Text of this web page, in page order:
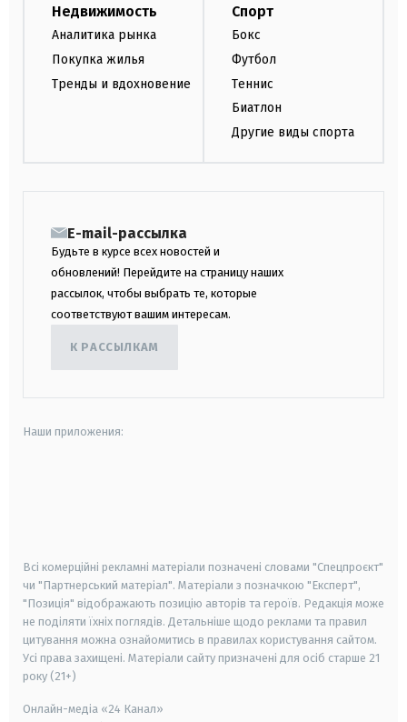
Недвижимость
Аналитика рынка
Покупка жилья
Тренды и вдохновение
Спорт
Бокс
Футбол
Теннис
Биатлон
Другие виды спорта
E-mail-рассылка
Будьте в курсе всех новостей и
обновлений! Перейдите на страницу наших
рассылок, чтобы выбрать те, которые
соответствуют вашим интересам.
К РАССЫЛКАМ
Наши приложения:
Всі комерційні рекламні матеріали позначені словами "Спецпроєкт"
чи "Партнерський матеріал". Матеріали з позначкою "Експерт",
"Позиція" відображають позицію авторів та героїв. Редакція може
не поділяти їхніх поглядів. Детальніше щодо реклами та правил
цитування можна ознайомитись в правилах користування сайтом.
Усі права захищені. Матеріали сайту призначені для осіб старше 21
року (21+)
Онлайн-медіа «24 Канал»